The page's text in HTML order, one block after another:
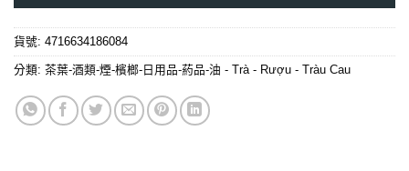
貨號: 4716634186084
分類: 茶葉-酒類-煙-檳榔-日用品-葯品-油 - Trà - Rượu - Tràu Cau